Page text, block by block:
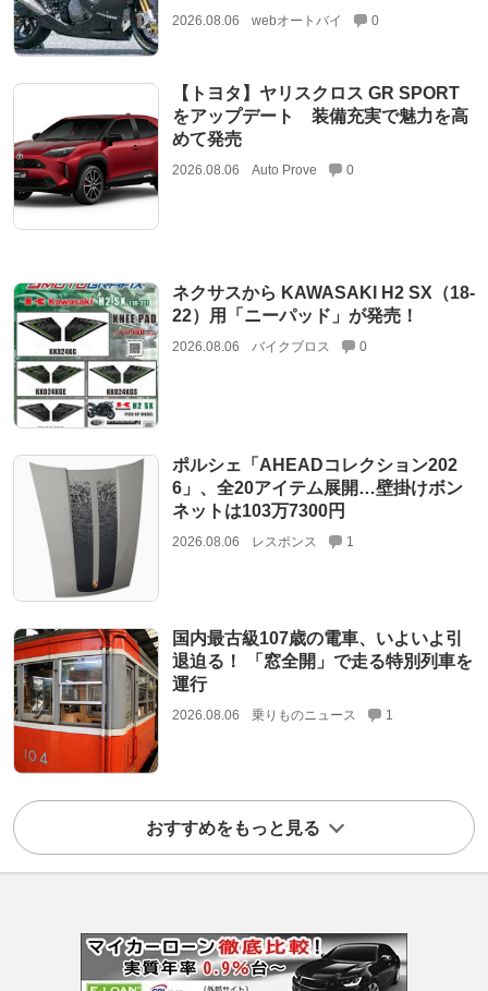
2026.08.06 webオートバイ 0
【トヨタ】ヤリスクロス GR SPORT
をアップデート 装備充実で魅力を高
めて発売
2026.08.06 Auto Prove 0
ネクサスから KAWASAKI H2 SX（18-
22）用「ニーパッド」が発売！
2026.08.06 バイクブロス 0
ポルシェ「AHEADコレクション202
6」、全20アイテム展開…壁掛けボン
ネットは103万7300円
2026.08.06 レスポンス 1
国内最古級107歳の電車、いよいよ引
退迫る！ 「窓全開」で走る特別列車を
運行
2026.08.06 乗りものニュース 1
おすすめをもっと見る